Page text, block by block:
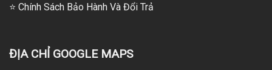
⭐ Chính Sách Bảo Hành Và Đổi Trả
ĐỊA CHỈ GOOGLE MAPS